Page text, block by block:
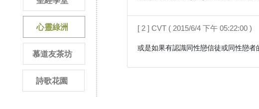
心靈綠洲
慕道友茶坊
詩歌花園
[ 2 ] CVT ( 2015/6/4 下午 05:22:00 )
或是如果有認識同性戀信徒或同性戀